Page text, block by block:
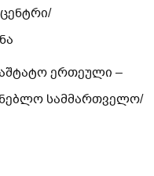
ერთეული –
სამმართველო/